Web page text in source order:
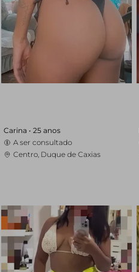
Carina • 25 anos
A ser consultado
Centro, Duque de Caxias